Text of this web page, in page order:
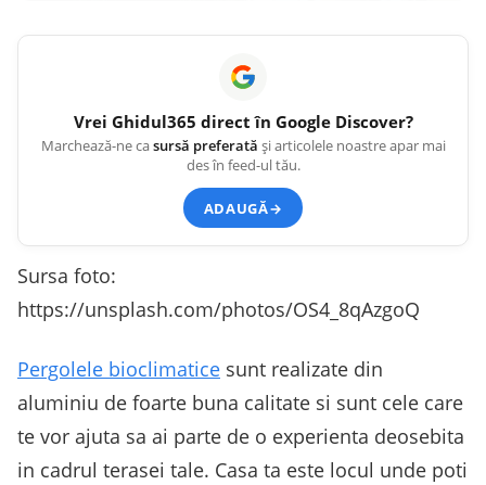
Vrei Ghidul365 direct în Google Discover?
Marchează-ne casursă preferată și articolele noastre apar mai
des în feed-ul tău.
ADAUGĂ→
Sursa foto:
https://unsplash.com/photos/OS4_8qAzgoQ
Pergolele bioclimatice sunt realizate din
aluminiu de foarte buna calitate si sunt cele care
te vor ajuta sa ai parte de o experienta deosebita
in cadrul terasei tale. Casa ta este locul unde poti